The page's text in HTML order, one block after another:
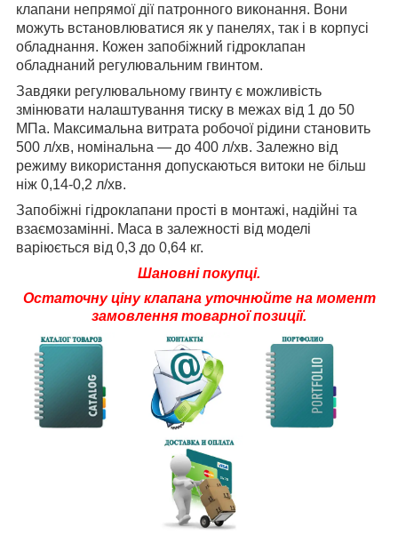
клапани непрямої дії патронного виконання. Вони
можуть встановлюватися як у панелях, так і в корпусі
обладнання. Кожен запобіжний гідроклапан
обладнаний регулювальним гвинтом.
Завдяки регулювальному гвинту є можливість
змінювати налаштування тиску в межах від 1 до 50
МПа. Максимальна витрата робочої рідини становить
500 л/хв, номінальна — до 400 л/хв. Залежно від
режиму використання допускаються витоки не більш
ніж 0,14-0,2 л/хв.
Запобіжні гідроклапани прості в монтажі, надійні та
взаємозамінні. Маса в залежності від моделі
варіюється від 0,3 до 0,64 кг.
Шановні покупці.
Остаточну ціну клапана уточнюйте на момент
замовлення товарної позиції.